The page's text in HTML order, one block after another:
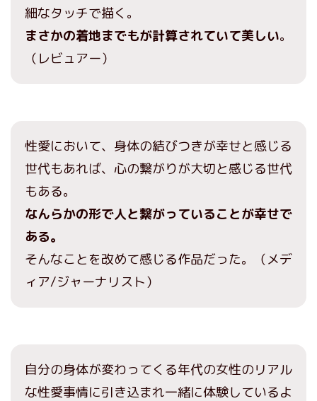
細なタッチで描く。
まさかの着地までもが計算されていて美しい。
（レビュアー）
性愛において、身体の結びつきが幸せと感じる
世代もあれば、心の繋がりが大切と感じる世代
もある。
なんらかの形で人と繋がっていることが幸せで
ある。
そんなことを改めて感じる作品だった。（メデ
ィア/ジャーナリスト）
自分の身体が変わってくる年代の女性のリアル
な性愛事情に引き込まれ一緒に体験しているよ